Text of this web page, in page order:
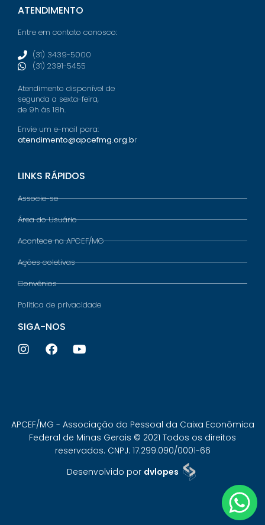
ATENDIMENTO
Entre em contato conosco:
(31) 3439-5000
(31) 2391-5455
Atendimento disponível de
segunda a sexta-feira,
de 9h às 18h.
Envie um e-mail para:
atendimento@apcefmg.org.br
LINKS RÁPIDOS
Associe-se
Área do Usuário
Acontece na APCEF/MG
Ações coletivas
Convênios
Política de privacidade
SIGA-NOS
APCEF/MG - Associação do Pessoal da Caixa Econômica
Federal de Minas Gerais © 2021 Todos os direitos
reservados. CNPJ: 17.299.090/0001-66
Desenvolvido por dvlopes